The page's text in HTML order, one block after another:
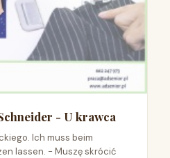
- U krawca
Ich muss beim
lassen. - Muszę skrócić